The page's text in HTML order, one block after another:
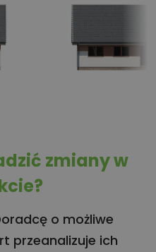
zmiany w
o możliwe
przeanalizuje ich